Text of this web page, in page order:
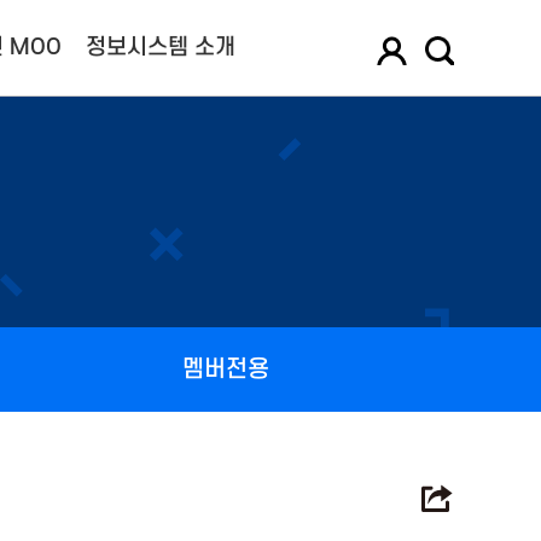
MOO 정보시스템 소개
멤버전용